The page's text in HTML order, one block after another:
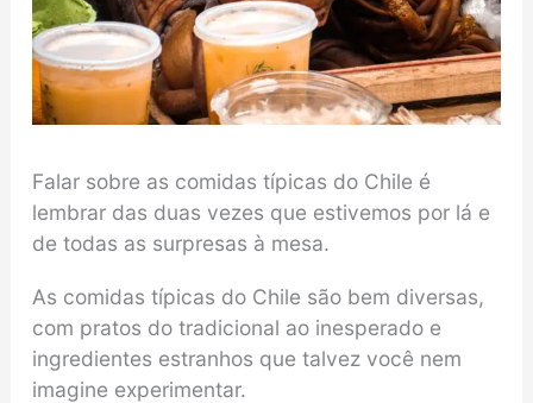
Falar sobre as comidas típicas do Chile é
lembrar das duas vezes que estivemos por lá e
de todas as surpresas à mesa.
As comidas típicas do Chile são bem diversas,
com pratos do tradicional ao inesperado e
ingredientes estranhos que talvez você nem
imagine experimentar.